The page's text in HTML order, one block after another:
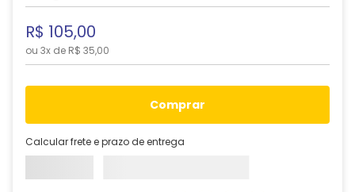
R$ 105,00
ou 3x de R$ 35,00
comprar
Calcular frete e prazo de entrega